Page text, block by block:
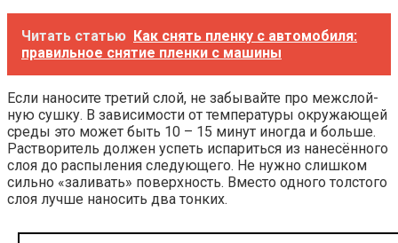
Читать статью Как снять пленку с автомобиля:
правильное снятие пленки с машины
Если нано­си­те тре­тий слой, не забы­вай­те про меж­с­лой­
ную суш­ку. В зави­си­мо­сти от тем­пе­ра­ту­ры окру­жа­ю­щей
сре­ды это может быть 10 – 15 минут ино­гда и боль­ше.
Рас­тво­ри­тель дол­жен успеть испа­рить­ся из нане­сён­но­го
слоя до рас­пы­ле­ния сле­ду­ю­ще­го. Не нуж­но слиш­ком
силь­но «зали­вать» поверх­ность. Вме­сто одно­го тол­сто­го
слоя луч­ше нано­сить два тонких.